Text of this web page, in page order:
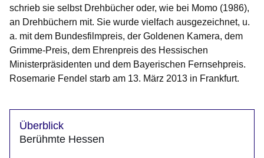
schrieb sie selbst Drehbücher oder, wie bei Momo (1986),
an Drehbüchern mit. Sie wurde vielfach ausgezeichnet, u.
a. mit dem Bundesfilmpreis, der Goldenen Kamera, dem
Grimme-Preis, dem Ehrenpreis des Hessischen
Ministerpräsidenten und dem Bayerischen Fernsehpreis.
Rosemarie Fendel starb am 13. März 2013 in Frankfurt.
Überblick
Berühmte Hessen